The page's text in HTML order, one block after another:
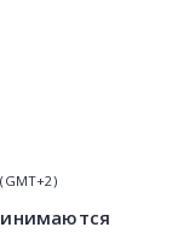
(GMT+2)